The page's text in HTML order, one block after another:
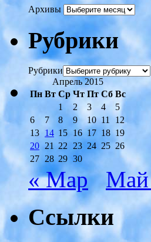
Архивы
Рубрики
Рубрики
Апрель 2015
Пн Вт Ср Чт Пт Сб Вс
1
2 3 4
5
6
7 8 9 10 11
12
13 14 15 16 17 18 19
20 21 22 23 24 25 26
27 28 29 30
« Мар
Ссылки